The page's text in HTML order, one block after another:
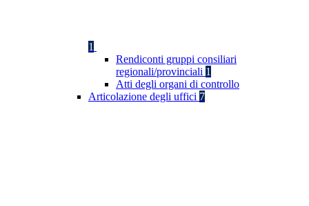
1
Rendiconti gruppi consiliari
regionali/provinciali 1
Atti degli organi di controllo
Articolazione degli uffici 7